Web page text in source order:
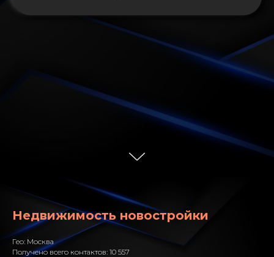
Недвижимость новостройки
Гео: Москва
Получено всего контактов: 10 557